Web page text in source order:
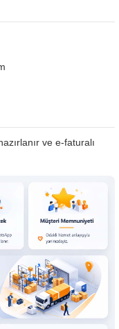
ve e-faturalı